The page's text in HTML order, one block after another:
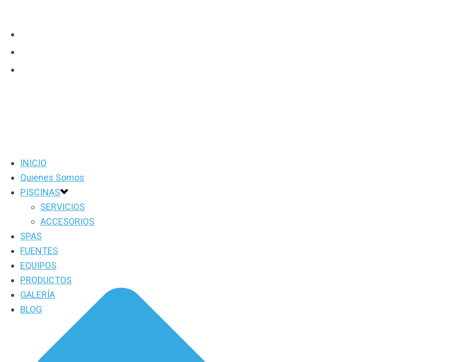
INICIO
Quienes Somos
PISCINAS
SERVICIOS
ACCESORIOS
SPAS
FUENTES
EQUIPOS
PRODUCTOS
GALERÍA
BLOG